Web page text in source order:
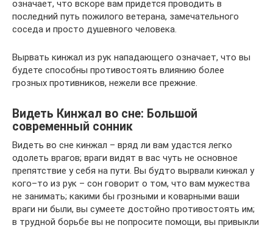
означает, что вскоре вам придется проводить в
последний путь пожилого ветерана, замечательного
соседа и просто душевного человека.
Вырвать кинжал из рук нападающего означает, что вы
будете способны противостоять влиянию более
грозных противников, нежели все прежние.
Видеть Кинжал во сне: Большой
современный сонник
Видеть во сне кинжал – вряд ли вам удастся легко
одолеть врагов; враги видят в вас чуть не основное
препятствие у себя на пути. Вы будто вырвали кинжал у
кого–то из рук – сон говорит о том, что вам мужества
не занимать; какими бы грозными и коварными ваши
враги ни были, вы сумеете достойно противостоять им;
в трудной борьбе вы не попросите помощи, вы привыкли